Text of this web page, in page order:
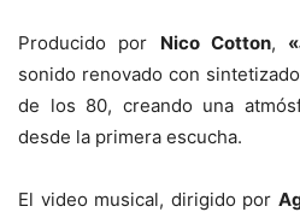
Producido por Nico Cotton,
sonido renovado con
de los 80, creando una
desde la primera escucha.
El video musical, dirigido por